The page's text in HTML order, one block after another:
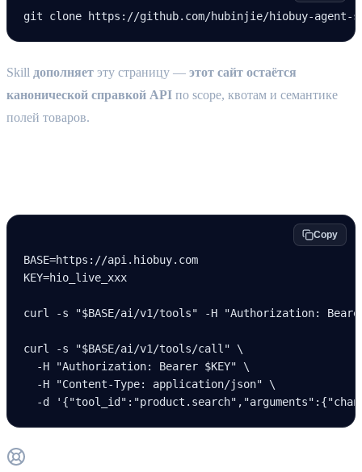
git clone https://github.com/hubinjie/hiobuy-
Skill дополняет эту страницу — этот сайт остаётся
канонической справкой API по scope, квотам и семантике
полей товаров.
Copy
BASE=https://api.hiobuy.com
KEY=hio_live_xxx
curl -s "$BASE/ai/v1/tools" -H "Authorization:
curl -s "$BASE/ai/v1/tools/call" \
  -H
"Authorization: Bearer $KEY" \
  -H
"Content-Type: application/json" \
  -d